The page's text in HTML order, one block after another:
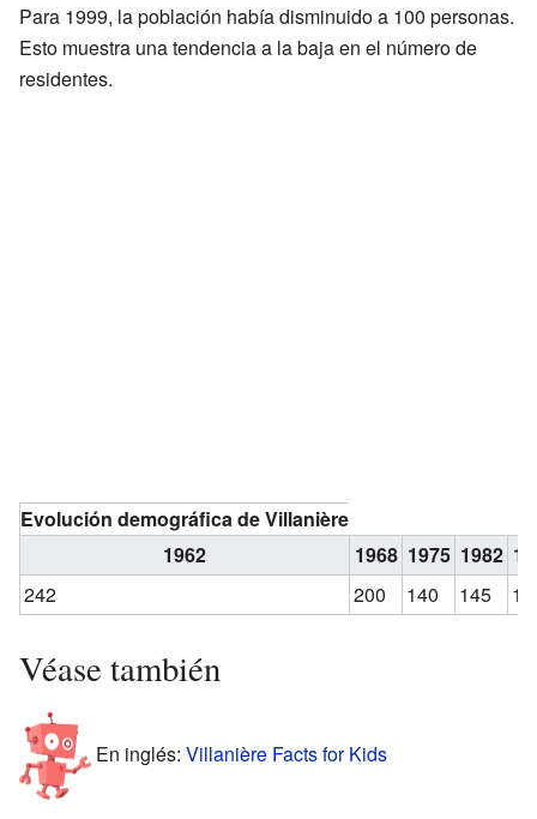
Para 1999, la población había disminuido a 100 personas.
Esto muestra una tendencia a la baja en el número de
residentes.
Evolución demográfica de Villanière
1962
1968 1975 1982
242
200 140 145
Véase también
En inglés: Villanière Facts for Kids